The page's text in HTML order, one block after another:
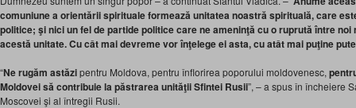
comuniune a orientării spirituale formează unitatea noastră spirituală, care
politice; şi nici un fel de partide politice care ne ameninţă cu o ruprută între
acestă unitate. Cu cât mai devreme vor înţelege ei asta, cu atât mai puţine
“Ne rugăm astăzipentru Moldova, pentru înflorirea poporului moldovenesc,
Moldovei să contribuie la păstrarea unităţii Sfintei Rusii”, – a spus în încheiere
Moscovei şi al întregii Rusii.